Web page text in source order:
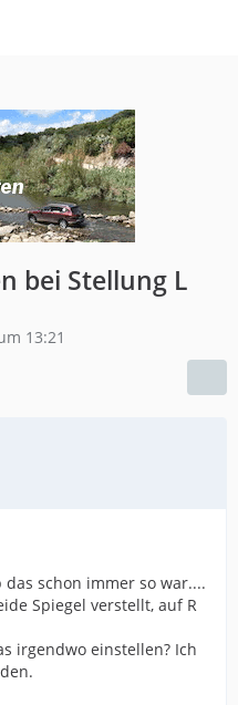
bei Stellung L
13:21
schon immer so war....
Spiegel verstellt, auf R
irgendwo einstellen? Ich